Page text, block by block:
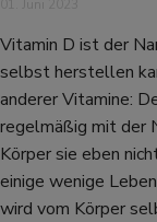
Vitamin D ist der
selbst herstellen
anderer Vitamine:
regelmäßig mit der
Körper sie eben
einige wenige
wird vom Körper